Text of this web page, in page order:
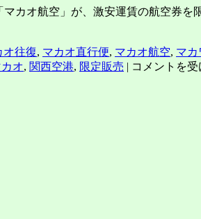
国
セ
ー
カオ航空」が、激安運賃の航空券を
オ往復, マカオ直行便, マカオ航空, マカ
オ, 関西空港, 限定販売 | 「摩
コメントを